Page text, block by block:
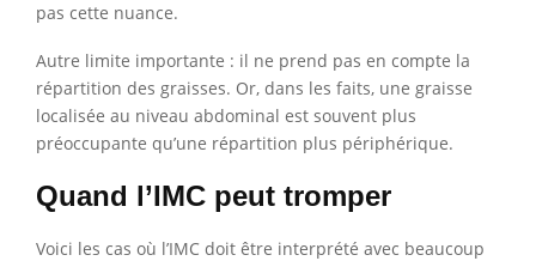
pas cette nuance.
Autre limite importante : il ne prend pas en compte la
répartition des graisses. Or, dans les faits, une graisse
localisée au niveau abdominal est souvent plus
préoccupante qu’une répartition plus périphérique.
Quand l’IMC peut tromper
Voici les cas où l’IMC doit être interprété avec beaucoup